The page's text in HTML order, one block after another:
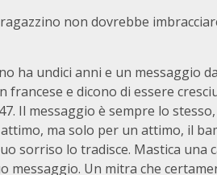
non dovrebbe
ha undici anni e un messaggio
francese e dicono di essere
Il messaggio è sempre lo
ma solo per un attimo, il
sorriso lo tradisce. Mastica una
messaggio. Un mitra che